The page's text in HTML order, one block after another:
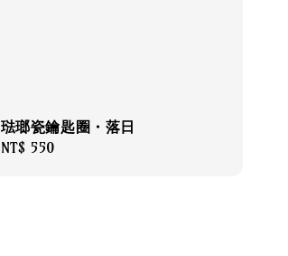
琺瑯瓷鑰匙圈・落日
Regular
NT$ 550